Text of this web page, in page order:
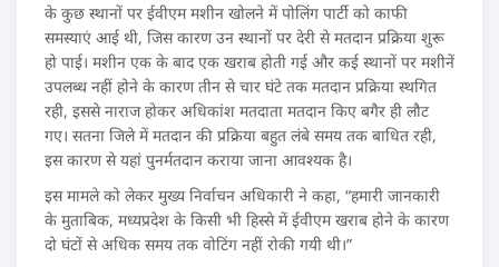
के कुछ स्थानों पर ईवीएम मशीन खोलने में पोलिंग पार्टी को काफी
समस्याएं आई थी, जिस कारण उन स्थानों पर देरी से मतदान प्रक्रिया शुरू
हो पाई। मशीन एक के बाद एक खराब होती गई और कई स्थानों पर मशीनें
उपलब्ध नहीं होने के कारण तीन से चार घंटे तक मतदान प्रक्रिया स्थगित
रही, इससे नाराज होकर अधिकांश मतदाता मतदान किए बगैर ही लौट
गए। सतना जिले में मतदान की प्रक्रिया बहुत लंबे समय तक बाधित रही,
इस कारण से यहां पुनर्मतदान कराया जाना आवश्यक है।
इस मामले को लेकर मुख्य निर्वाचन अधिकारी ने कहा, “हमारी जानकारी
के मुताबिक, मध्यप्रदेश के किसी भी हिस्से में ईवीएम खराब होने के कारण
दो घंटों से अधिक समय तक वोटिंग नहीं रोकी गयी थी।”